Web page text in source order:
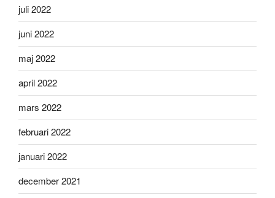
juli 2022
juni 2022
maj 2022
april 2022
mars 2022
februari 2022
januari 2022
december 2021